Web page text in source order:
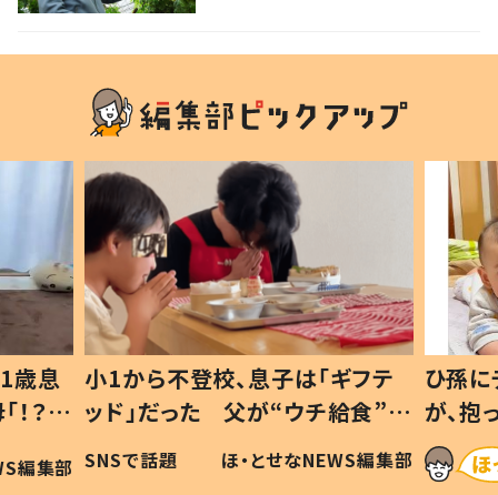
歳息
？」
編集部
小1から不登校、息子は「ギフテ
ッド」だった 父が“ウチ給食”を
作り続ける理由とは #令和の親
#令和の子
SNSで話題 ほ・とせなNEWS編集部
ひ孫
が、
「涙が
い」